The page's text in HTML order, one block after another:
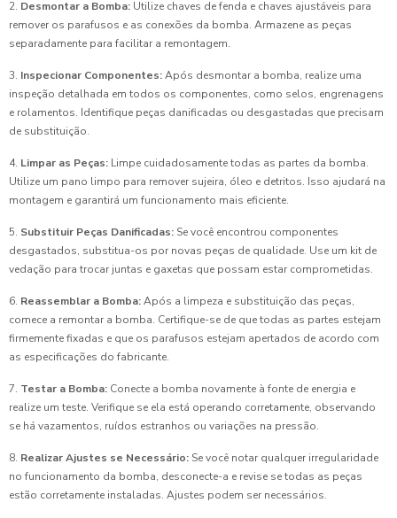
2. Desmontar a Bomba: Utilize chaves de fenda e chaves ajustáveis para
remover os parafusos e as conexões da bomba. Armazene as peças
separadamente para facilitar a remontagem.
3. Inspecionar Componentes:Após desmontar a bomba, realize uma
inspeção detalhada em todos os componentes, como selos, engrenagens
e rolamentos. Identifique peças danificadas ou desgastadas que precisam
de substituição.
4. Limpar as Peças: Limpe cuidadosamente todas as partes da bomba.
Utilize um pano limpo para remover sujeira, óleo e detritos. Isso ajudará na
montagem e garantirá um funcionamento mais eficiente.
5. Substituir Peças Danificadas: Se você encontrou componentes
desgastados, substitua-os por novas peças de qualidade. Use um kit de
vedação para trocar juntas e gaxetas que possam estar comprometidas.
6. Reassemblar a Bomba:Após a limpeza e substituição das peças,
comece a remontar a bomba. Certifique-se de que todas as partes estejam
firmemente fixadas e que os parafusos estejam apertados de acordo com
as especificações do fabricante.
7. Testar a Bomba: Conecte a bomba novamente à fonte de energia e
realize um teste. Verifique se ela está operando corretamente, observando
se há vazamentos, ruídos estranhos ou variações na pressão.
8. Realizar Ajustes se Necessário: Se você notar qualquer irregularidade
no funcionamento da bomba, desconecte-a e revise se todas as peças
estão corretamente instaladas. Ajustes podem ser necessários.